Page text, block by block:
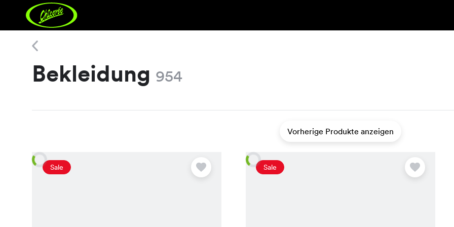
Bekleidung 954
Vorherige Produkte anzeigen
Sale Sale